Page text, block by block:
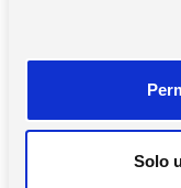
n
Solo